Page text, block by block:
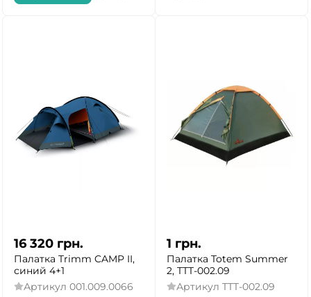
16 320 грн.
Палатка Trimm CAMP II,
синий 4+1
Артикул 001.009.0066
1 грн.
Палатка Totem Summer
2, TTT-002.09
Артикул TTT-002.09